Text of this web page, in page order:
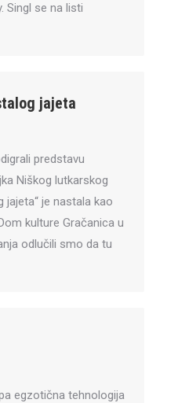
Singl se na listi
jajeta
predstavu
Niškog lutkarskog
je nastala kao
kulture Gračanica u
odlučili smo da tu
egzotična tehnologija